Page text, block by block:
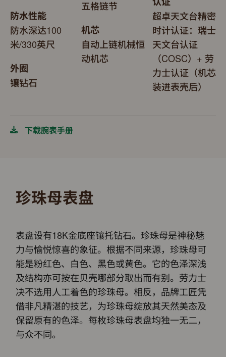
防水性能
防水深达100
米/330英尺
外圈
镶钻石
五格链节
机芯
自动上链机械恒
动机芯
超卓天文台精密
时计认证：瑞士
天文台认证
（COSC）+ 劳
力士认证（机芯
装进表壳后）
下载腕表手册
珍珠母表盘
表盘设有18K金底座镶托钻石。珍珠母是神秘魅
力与愉悦惊喜的象征。根据不同来源，珍珠母可
能是粉红色、白色、黑色或黄色。它的色泽深浅
及结构亦可按在贝壳哪部分取出而有别。劳力士
决不选用人工着色的珍珠母。相反，品牌工匠凭
借非凡精湛的技艺，为珍珠母绽放其天然美态及
保留原有的色泽。每枚珍珠母表盘均独一无二，
与众不同。